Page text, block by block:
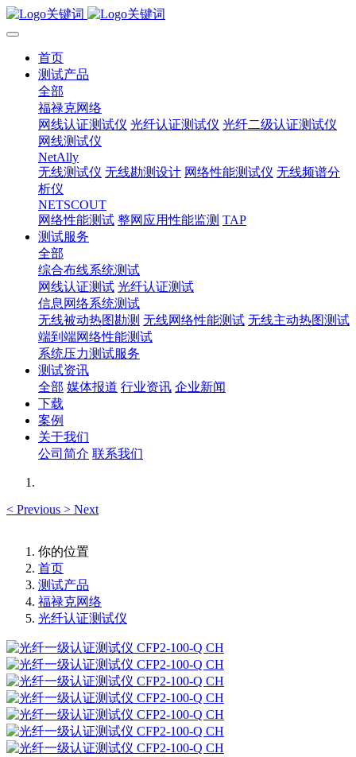
首页
测试产品
全部
福禄克网络
网线认证测试仪 光纤认证测试仪 光纤二级认证测试仪
网线测试仪
NetAlly
无线测试仪 无线勘测设计 网络性能测试仪 无线频谱分
析仪
NETSCOUT
网络性能测试 整网应用性能监测 TAP
测试服务
全部
综合布线系统测试
网线认证测试 光纤认证测试
信息网络系统测试
无线被动热图勘测 无线网络性能测试 无线主动热图测试
端到端网络性能测试
系统压力测试服务
测试资讯
全部 媒体报道 行业资讯 企业新闻
下载
案例
关于我们
公司简介 联系我们
< Previous > Next
你的位置
首页
测试产品
福禄克网络
光纤认证测试仪